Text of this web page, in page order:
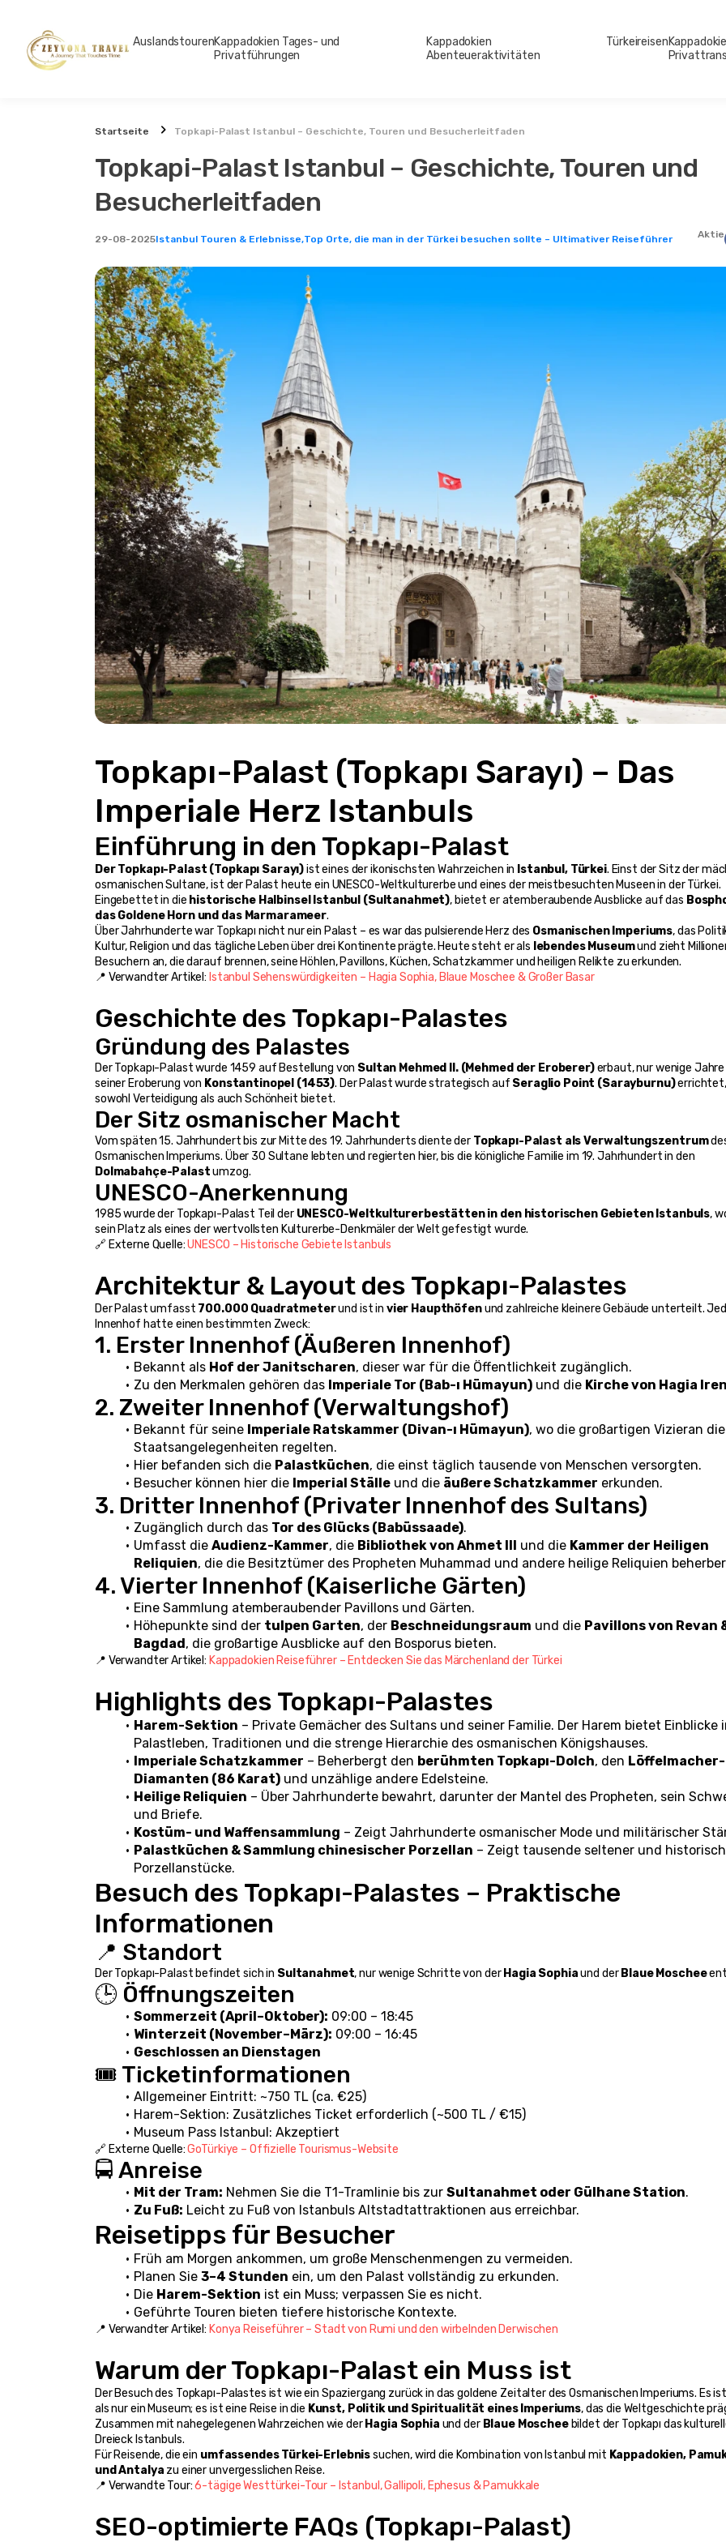
AuslandstourenKappadokien Tages- und
Privatführungen
Kappadokien
Abenteueraktivitäten
Türkeireisen
Startseite Topkapi-Palast Istanbul – Geschichte, Touren und Besucherleitfaden
Topkapi-Palast Istanbul – Geschichte, Touren und
Besucherleitfaden
29-08-2025Istanbul Touren & Erlebnisse,Top Orte, die man in der Türkei besuchen sollte – Ultimativer Reiseführer Aktie
Topkapı-Palast (Topkapı Sarayı) – Das
Imperiale Herz Istanbuls
Einführung in den Topkapı-Palast
Der Topkapı-Palast (Topkapı Sarayı) ist eines der ikonischsten Wahrzeichen in Istanbul, Türkei. Einst der Sitz der
osmanischen Sultane, ist der Palast heute ein UNESCO-Weltkulturerbe und eines der meistbesuchten Museen in der Türkei.
Eingebettet in die historische Halbinsel Istanbul (Sultanahmet), bietet er atemberaubende Ausblicke auf das
das Goldene Horn und das Marmarameer.
Über Jahrhunderte war Topkapı nicht nur ein Palast – es war das pulsierende Herz des Osmanischen Imperiums, das
Kultur, Religion und das tägliche Leben über drei Kontinente prägte. Heute steht er als lebendes Museum und zieht
Besuchern an, die darauf brennen, seine Höhlen, Pavillons, Küchen, Schatzkammer und heiligen Relikte zu erkunden.
📍 Verwandter Artikel: Istanbul Sehenswürdigkeiten – Hagia Sophia, Blaue Moschee & Großer Basar
Geschichte des Topkapı-Palastes
Gründung des Palastes
Der Topkapı-Palast wurde 1459 auf Bestellung von Sultan Mehmed II. (Mehmed der Eroberer) erbaut, nur wenige
seiner Eroberung von Konstantinopel (1453). Der Palast wurde strategisch auf Seraglio Point (Sarayburnu)
sowohl Verteidigung als auch Schönheit bietet.
Der Sitz osmanischer Macht
Vom späten 15. Jahrhundert bis zur Mitte des 19. Jahrhunderts diente der Topkapı-Palast als Verwaltungszentrum
Dolmabahçe-Palast umzog.
UNESCO-Anerkennung
1985 wurde der Topkapı-Palast Teil der UNESCO-Weltkulturerbestätten in den historischen Gebieten Istanbuls,
sein Platz als eines der wertvollsten Kulturerbe-Denkmäler der Welt gefestigt wurde.
🔗 Externe Quelle: UNESCO – Historische Gebiete Istanbuls
Architektur & Layout des Topkapı-Palastes
Der Palast umfasst 700.000 Quadratmeter und ist in vier Haupthöfen und zahlreiche kleinere Gebäude unterteilt.
Innenhof hatte einen bestimmten Zweck:
1. Erster Innenhof (Äußeren Innenhof)
Bekannt als Hof der Janitscharen, dieser war für die Öffentlichkeit zugänglich.
Zu den Merkmalen gehören das Imperiale Tor (Bab-ı Hümayun) und die Kirche von Hagia
2. Zweiter Innenhof (Verwaltungshof)
Bekannt für seine Imperiale Ratskammer (Divan-ı Hümayun), wo die großartigen Vizieran die
Staatsangelegenheiten regelten.
Hier befanden sich die Palastküchen, die einst täglich tausende von Menschen versorgten.
Besucher können hier die Imperial Ställe und die äußere Schatzkammer erkunden.
3. Dritter Innenhof (Privater Innenhof des Sultans)
Zugänglich durch das Tor des Glücks (Babüssaade).
Umfasst die Audienz-Kammer, die Bibliothek von Ahmet III und die Kammer der Heiligen
Reliquien, die die Besitztümer des Propheten Muhammad und andere heilige Reliquien
4. Vierter Innenhof (Kaiserliche Gärten)
Eine Sammlung atemberaubender Pavillons und Gärten.
Höhepunkte sind der tulpen Garten, der Beschneidungsraum und die Pavillons von Revan
Bagdad, die großartige Ausblicke auf den Bosporus bieten.
📍 Verwandter Artikel: Kappadokien Reiseführer – Entdecken Sie das Märchenland der Türkei
Highlights des Topkapı-Palastes
Harem-Sektion – Private Gemächer des Sultans und seiner Familie. Der Harem bietet Einblicke
Palastleben, Traditionen und die strenge Hierarchie des osmanischen Königshauses.
Imperiale Schatzkammer – Beherbergt den berühmten Topkapı-Dolch, den Löffelmacher-
Diamanten (86 Karat) und unzählige andere Edelsteine.
Heilige Reliquien – Über Jahrhunderte bewahrt, darunter der Mantel des Propheten, sein
und Briefe.
Kostüm- und Waffensammlung – Zeigt Jahrhunderte osmanischer Mode und militärischer
Palastküchen & Sammlung chinesischer Porzellan – Zeigt tausende seltener und
Porzellanstücke.
Besuch des Topkapı-Palastes – Praktische
Informationen
📍 Standort
Der Topkapı-Palast befindet sich in Sultanahmet, nur wenige Schritte von der Hagia Sophia und der Blaue Moschee
🕒 Öffnungszeiten
Sommerzeit (April–Oktober): 09:00 – 18:45
Winterzeit (November–März): 09:00 – 16:45
Geschlossen an Dienstagen
🎟️ Ticketinformationen
Allgemeiner Eintritt: ~750 TL (ca. €25)
Harem-Sektion: Zusätzliches Ticket erforderlich (~500 TL / €15)
Museum Pass Istanbul: Akzeptiert
🔗 Externe Quelle: GoTürkiye – Offizielle Tourismus-Website
🚍 Anreise
Mit der Tram: Nehmen Sie die T1-Tramlinie bis zur Sultanahmet oder Gülhane Station.
Zu Fuß: Leicht zu Fuß von Istanbuls Altstadtattraktionen aus erreichbar.
Reisetipps für Besucher
Früh am Morgen ankommen, um große Menschenmengen zu vermeiden.
Planen Sie 3–4 Stunden ein, um den Palast vollständig zu erkunden.
Die Harem-Sektion ist ein Muss; verpassen Sie es nicht.
Geführte Touren bieten tiefere historische Kontexte.
📍 Verwandter Artikel: Konya Reiseführer – Stadt von Rumi und den wirbelnden Derwischen
Warum der Topkapı-Palast ein Muss ist
Der Besuch des Topkapı-Palastes ist wie ein Spaziergang zurück in das goldene Zeitalter des Osmanischen Imperiums. Es
als nur ein Museum; es ist eine Reise in die Kunst, Politik und Spiritualität eines Imperiums, das die Weltgeschichte
Zusammen mit nahegelegenen Wahrzeichen wie der Hagia Sophia und der Blaue Moschee bildet der Topkapı das
Dreieck Istanbuls.
Für Reisende, die ein umfassendes Türkei-Erlebnis suchen, wird die Kombination von Istanbul mit Kappadokien,
und Antalya zu einer unvergesslichen Reise.
📍 Verwandte Tour: 6-tägige Westtürkei-Tour – Istanbul, Gallipoli, Ephesus & Pamukkale
SEO-optimierte FAQs (Topkapı-Palast)